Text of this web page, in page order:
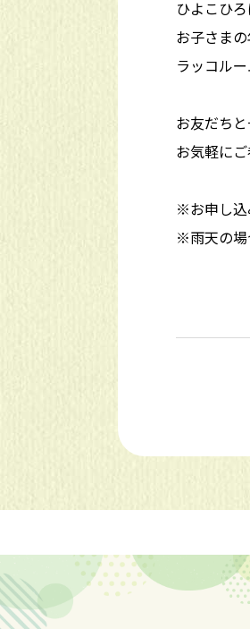
ひよこひ
お子さま
ラッコル
お友だち
お気軽にご
※お申し込
※雨天の場